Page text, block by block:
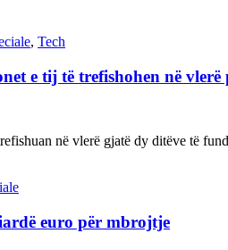
, Tech
e tij të trefishohen në
në vlerë gjatë dy ditëve të
euro për mbrojtje